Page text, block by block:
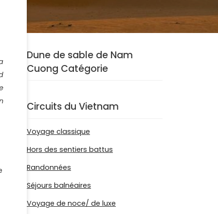
Dune de sable de Nam
Cuong Catégorie
Circuits du Vietnam
Voyage classique
Hors des sentiers battus
Randonnées
Séjours balnéaires
Voyage de noce/ de luxe